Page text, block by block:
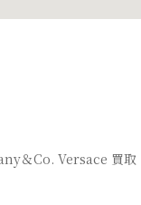
＆Co. Versace 買取